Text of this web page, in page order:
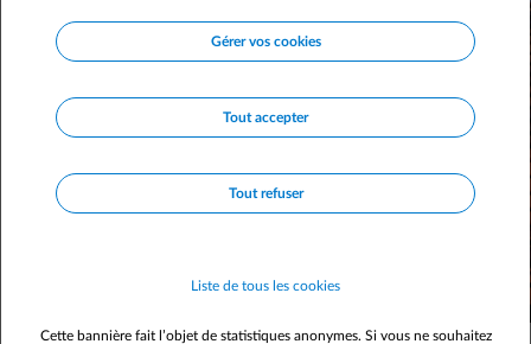
Gérer vos cookies
Tout accepter
Tout refuser
Liste de tous les cookies
Cette bannière fait l’objet de statistiques anonymes. Si vous ne souhaitez